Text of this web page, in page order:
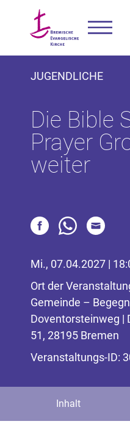
JUGENDLICHE
Die Bible
Prayer
weiter
Mi., 07.04.2027 |
Ort der
Gemeinde –
Doventorsteinweg |
51, 28195 Bremen
Veranstaltungs-ID:
Inhalt